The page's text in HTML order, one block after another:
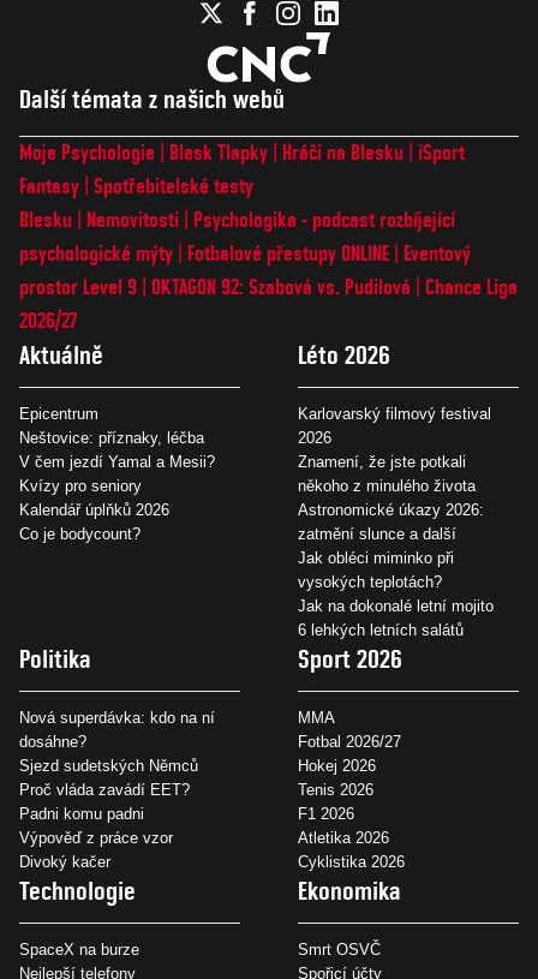
Další témata z našich webů
Moje Psychologie Blesk Tlapky Hráči na Blesku
iSport
Fantasy Spotřebitelské testy
Blesku
Nemovitosti
Psychologika - podcast rozbíjející
psychologické mýty
Fotbalové přestupy ONLINE
Eventový
prostor Level 9 OKTAGON 92: Szabová vs. Pudilová
Chance Liga
2026/27
Aktuálně
Epicentrum
Neštovice: příznaky, léčba
V čem jezdí Yamal a Mesii?
Kvízy pro seniory
Kalendář úplňků 2026
Co je bodycount?
Léto 2026
Karlovarský filmový festival
2026
Znamení, že jste potkali
někoho z minulého života
Astronomické úkazy 2026:
zatmění slunce a další
Jak obléci miminko při
vysokých teplotách?
Jak na dokonalé letní mojito
6 lehkých letních salátů
Politika
Nová superdávka: kdo na ní
dosáhne?
Sjezd sudetských Němců
Proč vláda zavádí EET?
Padni komu padni
Výpověď z práce vzor
Divoký kačer
Sport 2026
MMA
Fotbal 2026/27
Hokej 2026
Tenis 2026
F1 2026
Atletika 2026
Cyklistika 2026
Technologie
SpaceX na burze
Nejlepší telefony
Ekonomika
Smrt OSVČ
Spořicí účty